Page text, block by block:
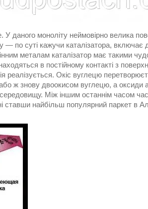
моноліту неймовірно велика
по суті кажучи каталізатора, включає
металам каталізатор має такими
в постійному контакті з
реалізується. Окіс вуглецю
ж знову двоокисом вуглецю, а оксиди
Між іншим останнім часом
ставши найбільш популярний паркет в